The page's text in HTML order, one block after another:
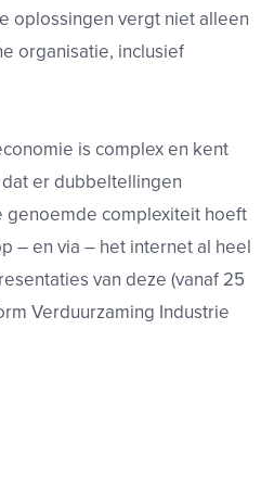
oplossingen vergt niet alleen
organisatie, inclusief
is complex en kent
er dubbeltellingen
genoemde complexiteit hoeft
– en via – het internet al heel
van deze (vanaf 25
Verduurzaming Industrie